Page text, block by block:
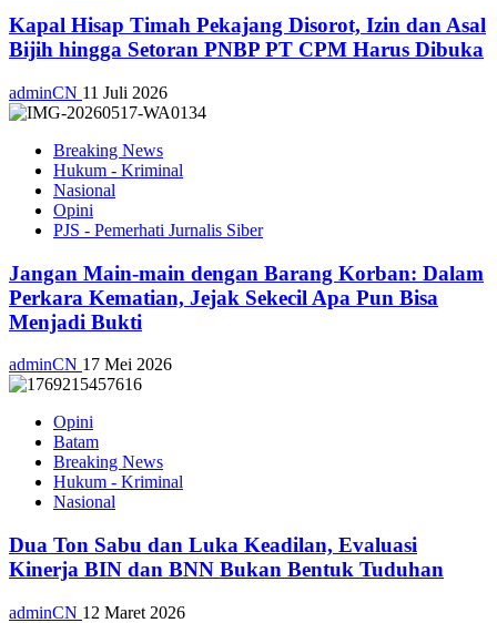
Kapal Hisap Timah Pekajang Disorot, Izin dan Asal
Bijih hingga Setoran PNBP PT CPM Harus Dibuka
adminCN 11 Juli 2026
Breaking News
Hukum - Kriminal
Nasional
Opini
PJS - Pemerhati Jurnalis Siber
Jangan Main-main dengan Barang Korban: Dalam
Perkara Kematian, Jejak Sekecil Apa Pun Bisa
Menjadi Bukti
adminCN 17 Mei 2026
Opini
Batam
Breaking News
Hukum - Kriminal
Nasional
Dua Ton Sabu dan Luka Keadilan, Evaluasi
Kinerja BIN dan BNN Bukan Bentuk Tuduhan
adminCN 12 Maret 2026